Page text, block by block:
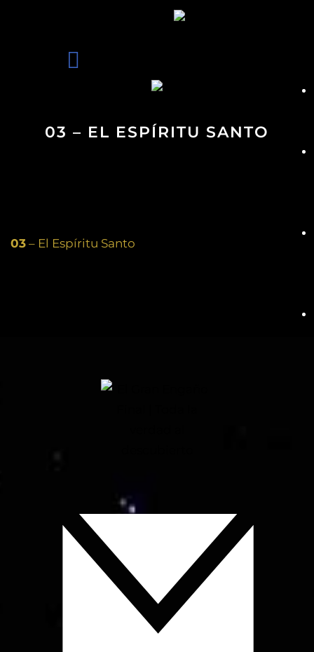
03 – EL ESPÍRITU SANTO
03 – El Espíritu Santo